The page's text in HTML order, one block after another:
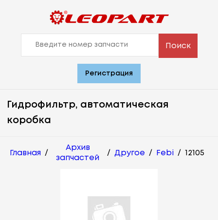
Поиск
Регистрация
Гидрофильтр, автоматическая
коробка
Главная /
Архив
запчастей
/ Другое / Febi / 12105